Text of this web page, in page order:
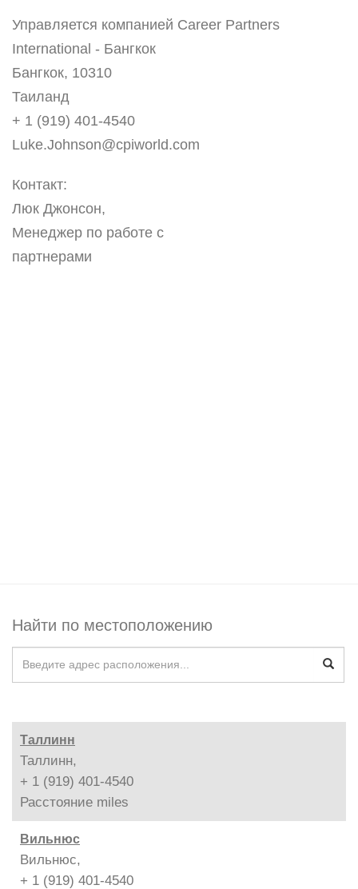
Управляется компанией Career Partners
International - Бангкок
Бангкок, 10310
Таиланд
+ 1 (919) 401-4540
Luke.Johnson@cpiworld.com
Контакт:
Люк Джонсон,
Менеджер по работе с
партнерами
Найти по местоположению
Таллинн
Таллинн,
+ 1 (919) 401-4540
Расстояние miles
Вильнюс
Вильнюс,
+ 1 (919) 401-4540